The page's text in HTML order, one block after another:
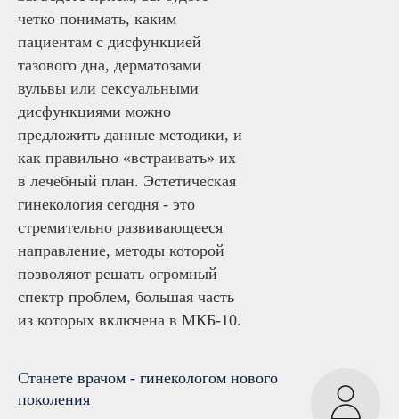
четко понимать, каким
пациентам с дисфункцией
тазового дна, дерматозами
вульвы или сексуальными
дисфункциями можно
предложить данные методики, и
как правильно «встраивать» их
в лечебный план. Эстетическая
гинекология сегодня - это
стремительно развивающееся
направление, методы которой
позволяют решать огромный
спектр проблем, большая часть
из которых включена в МКБ-10.
Станете врачом - гинекологом нового
поколения